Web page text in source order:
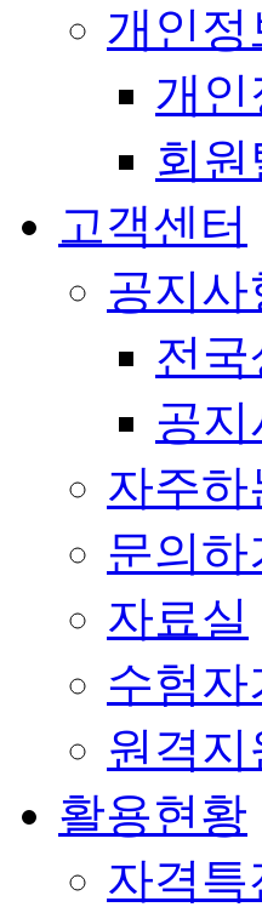
개인정
개인
회원
고객센터
공지사
전
공
자주하
문의하
자료실
수험자
원격지
활용현황
자격특